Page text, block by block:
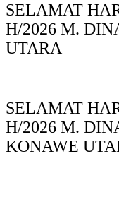
SELAMAT
H/2026 M.
UTARA
SELAMAT
H/2026 M.
KONAWE